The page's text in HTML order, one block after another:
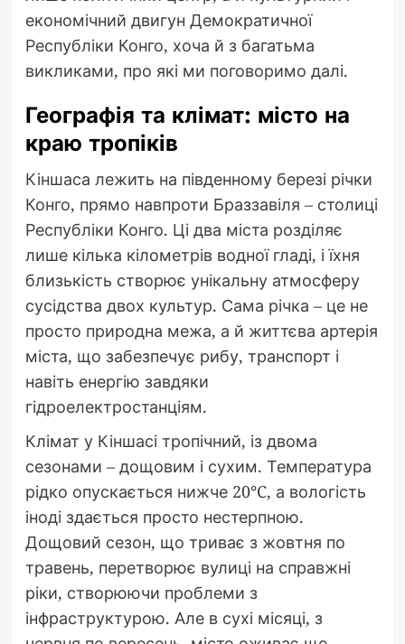
економічний двигун Демократичної
Республіки Конго, хоча й з багатьма
викликами, про які ми поговоримо далі.
Географія та клімат: місто на
краю тропіків
Кіншаса лежить на південному березі річки
Конго, прямо навпроти Браззавіля – столиці
Республіки Конго. Ці два міста розділяє
лише кілька кілометрів водної гладі, і їхня
близькість створює унікальну атмосферу
сусідства двох культур. Сама річка – це не
просто природна межа, а й життєва артерія
міста, що забезпечує рибу, транспорт і
навіть енергію завдяки
гідроелектростанціям.
Клімат у Кіншасі тропічний, із двома
сезонами – дощовим і сухим. Температура
рідко опускається нижче 20°C, а вологість
іноді здається просто нестерпною.
Дощовий сезон, що триває з жовтня по
травень, перетворює вулиці на справжні
ріки, створюючи проблеми з
інфраструктурою. Але в сухі місяці, з